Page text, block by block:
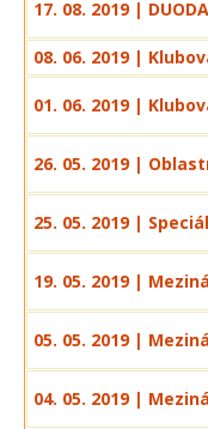
17. 08. 2019 |
08. 06. 2019 |
01. 06. 2019 |
26. 05. 2019 |
25. 05. 2019 |
19. 05. 2019 |
05. 05. 2019 |
04. 05. 2019 |